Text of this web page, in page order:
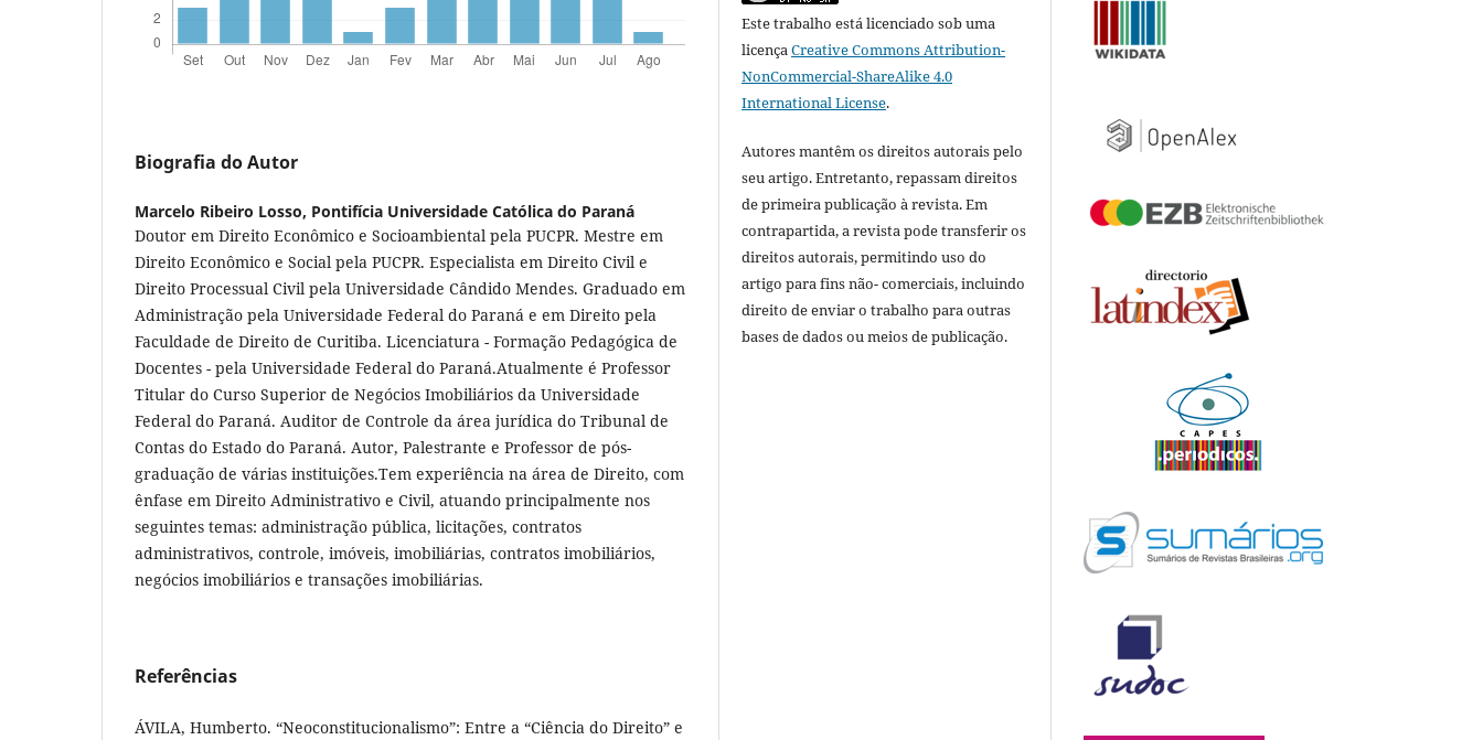
Biografia do Autor
Marcelo Ribeiro Losso, Pontifícia Universidade Católica do Paraná
Doutor em Direito Econômico e Socioambiental pela PUCPR. Mestre em
Direito Econômico e Social pela PUCPR. Especialista em Direito Civil e
Direito Processual Civil pela Universidade Cândido Mendes. Graduado em
Administração pela Universidade Federal do Paraná e em Direito pela
Faculdade de Direito de Curitiba. Licenciatura - Formação Pedagógica de
Docentes - pela Universidade Federal do Paraná.Atualmente é Professor
Titular do Curso Superior de Negócios Imobiliários da Universidade
Federal do Paraná. Auditor de Controle da área jurídica do Tribunal de
Contas do Estado do Paraná. Autor, Palestrante e Professor de pós-
graduação de várias instituições.Tem experiência na área de Direito, com
ênfase em Direito Administrativo e Civil, atuando principalmente nos
seguintes temas: administração pública, licitações, contratos
administrativos, controle, imóveis, imobiliárias, contratos imobiliários,
negócios imobiliários e transações imobiliárias.
Referências
ÁVILA, Humberto. “Neoconstitucionalismo”: Entre a “Ciência do Direito” e
Este trabalho está licenciado sob uma
licençaCreative Commons Attribution-
NonCommercial-ShareAlike 4.0
International License.
Autores mantêm os direitos autorais pelo
seu artigo. Entretanto, repassam direitos
de primeira publicação à revista. Em
contrapartida, a revista pode transferir os
direitos autorais, permitindo uso do
artigo para fins não- comerciais, incluindo
direito de enviar o trabalho para outras
bases de dados ou meios de publicação.